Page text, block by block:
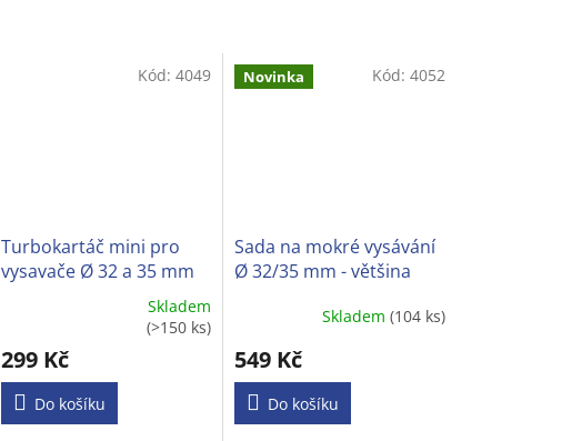
Turbokartáč mini pro
vysavače Ø 32 a 35 mm
produktu
je
z
Skladem
(>150 ks)
299 Kč
Do košíku
Kód:4049 Novinka
Sada na mokré vysávání
Ø 32/35 mm - většina
produktu
je
z
Skladem(104 ks)
549 Kč
Do košíku
Kód: 4052